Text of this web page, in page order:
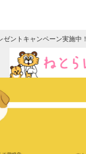
ントキャンペーン実施中！